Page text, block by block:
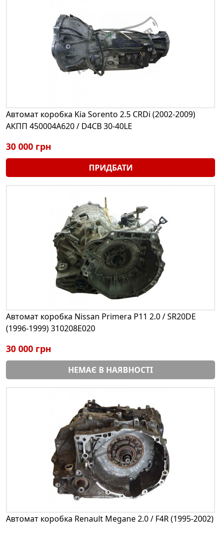
Автомат коробка Kia Sorento 2.5 CRDi (2002-2009)
АКПП 450004A620 / D4CB 30-40LE
30 000 грн
ПРИДБАТИ
Автомат коробка Nissan Primera P11 2.0 / SR20DE
(1996-1999) 310208E020
30 000 грн
НЕМАЄ В НАЯВНОСТІ
Автомат коробка Renault Megane 2.0 / F4R (1995-2002)